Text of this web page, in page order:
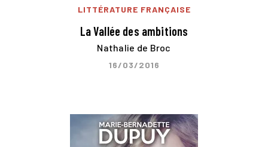
LITTÉRATURE FRANÇAISE
La Vallée des ambitions
Nathalie de Broc
16/03/2016